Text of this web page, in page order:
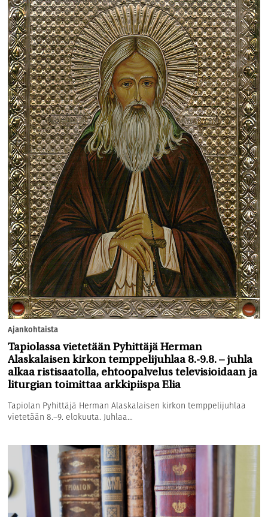
Ajankohtaista
Tapiolassa vietetään Pyhittäjä Herman
Alaskalaisen kirkon temppelijuhlaa 8.-9.8. – juhla
alkaa ristisaatolla, ehtoopalvelus televisioidaan ja
liturgian toimittaa arkkipiispa Elia
Tapiolan Pyhittäjä Herman Alaskalaisen kirkon temppelijuhlaa
vietetään 8.–9. elokuuta. Juhlaa...